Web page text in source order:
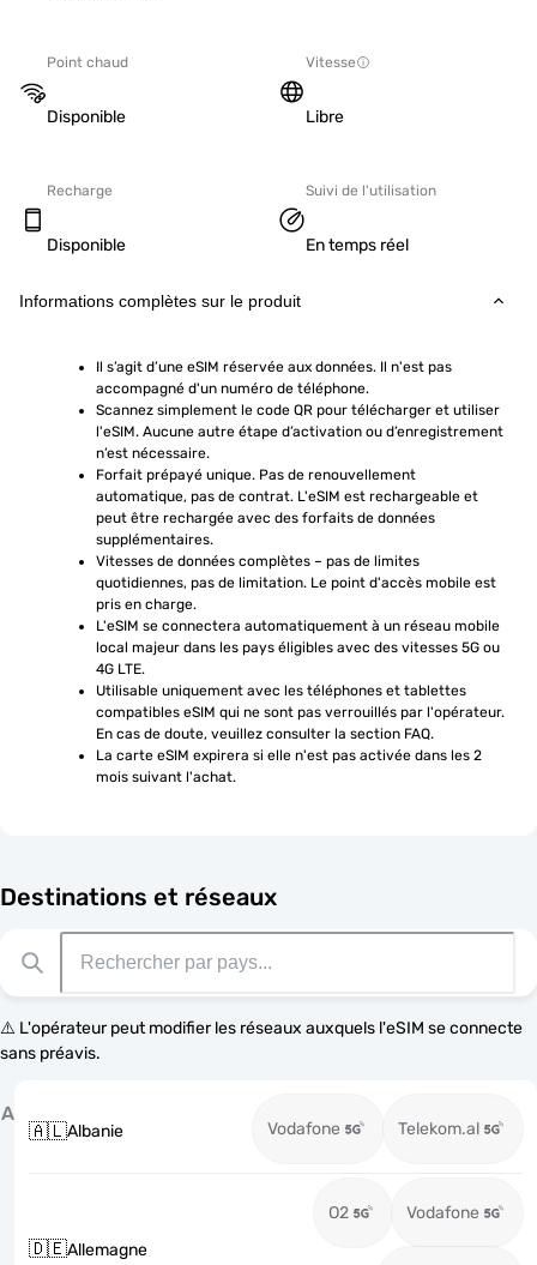
Point chaud
Disponible
Vitesse
Libre
Recharge
Disponible
Suivi de l'utilisation
En temps réel
Informations complètes sur le produit
Il s’agit d’une eSIM réservée aux données. Il n'est pas
accompagné d'un numéro de téléphone.
Scannez simplement le code QR pour télécharger et utiliser
l'eSIM. Aucune autre étape d’activation ou d’enregistrement
n’est nécessaire.
Forfait prépayé unique. Pas de renouvellement
automatique, pas de contrat. L'eSIM est rechargeable et
peut être rechargée avec des forfaits de données
supplémentaires.
Vitesses de données complètes – pas de limites
quotidiennes, pas de limitation. Le point d'accès mobile est
pris en charge.
L'eSIM se connectera automatiquement à un réseau mobile
local majeur dans les pays éligibles avec des vitesses 5G ou
4G LTE.
Utilisable uniquement avec les téléphones et tablettes
compatibles eSIM qui ne sont pas verrouillés par l'opérateur.
En cas de doute, veuillez consulter la section FAQ.
La carte eSIM expirera si elle n'est pas activée dans les 2
mois suivant l'achat.
Destinations et réseaux
⚠️ L'opérateur peut modifier les réseaux auxquels l'eSIM se connecte
sans préavis.
A
🇦🇱Albanie Vodafone Telekom.al
🇩🇪Allemagne
O2 Vodafone